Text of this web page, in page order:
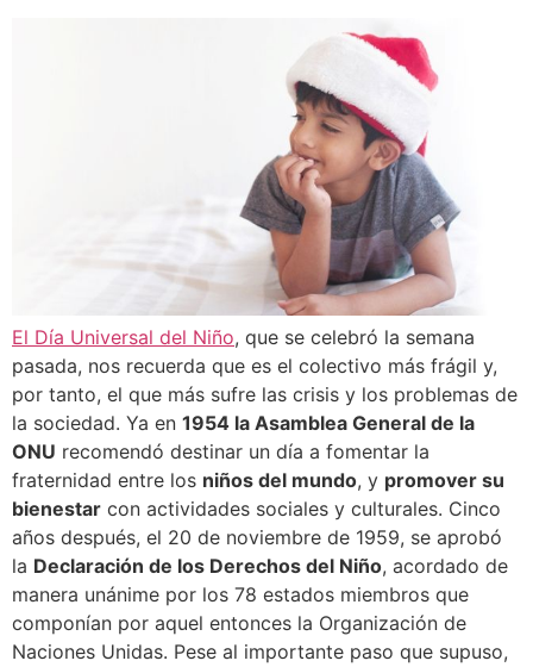
El Día Universal del Niño, que se celebró la semana
pasada, nos recuerda que es el colectivo más frágil y,
por tanto, el que más sufre las crisis y los problemas de
la sociedad. Ya en 1954 la Asamblea General de la
ONU recomendó destinar un día a fomentar la
fraternidad entre los niños del mundo, y promover su
bienestar con actividades sociales y culturales. Cinco
años después, el 20 de noviembre de 1959, se aprobó
la Declaración de los Derechos del Niño, acordado de
manera unánime por los 78 estados miembros que
componían por aquel entonces la Organización de
Naciones Unidas. Pese al importante paso que supuso,